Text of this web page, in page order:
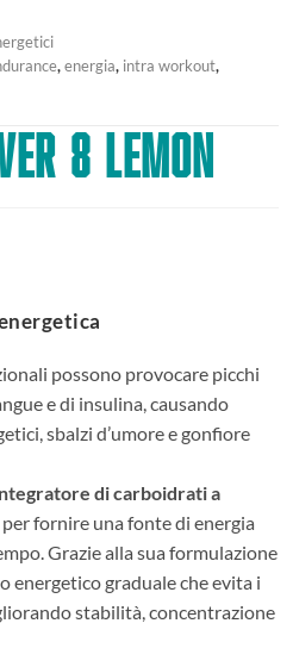
,energia, intra workout,
8 LEMON
possono provocare picchi
e di insulina, causando
sbalzi d’umore e gonfiore
di carboidrati a
per fornire una fonte di energia
Grazie alla sua formulazione
energetico graduale che evita i
stabilità, concentrazione